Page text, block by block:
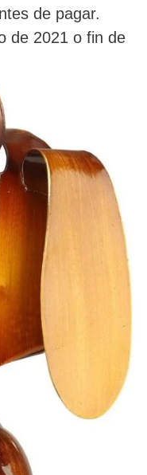
de pagar.
de 2021 o fin de